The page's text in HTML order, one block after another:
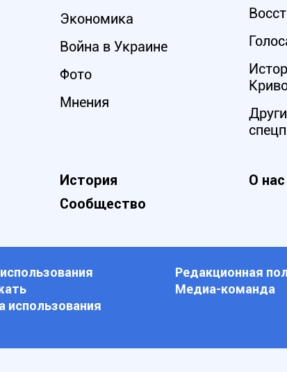
Экономика
Война в Украине
Фото
Мнения
История О нас
Сообщество
Редакционная
Медиа-команда
использования